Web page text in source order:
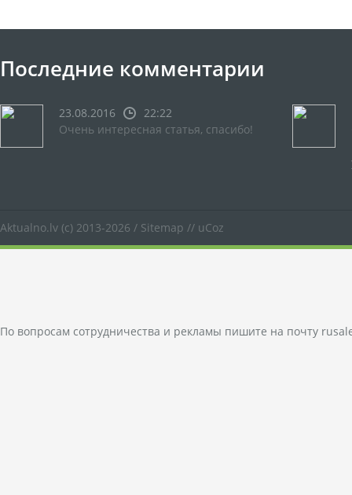
Последние комментарии
23.08.2016
22:22
Очень интересная статья, спасибо!
Aktualno.lv (c) 2013-2026 / Sitemap // uCoz
По вопросам сотрудничества и рекламы пишите на почту